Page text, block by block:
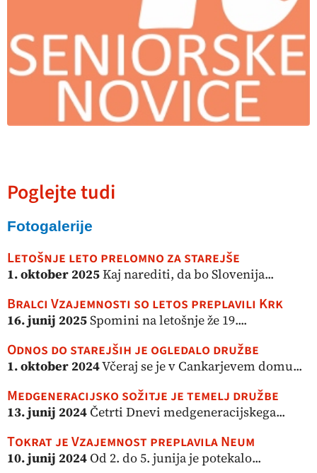
Poglejte tudi
Fotogalerije
Letošnje leto prelomno za starejše
1. oktober 2025Kaj narediti, da bo Slovenija...
Bralci Vzajemnosti so letos preplavili Krk
16. junij 2025Spomini na letošnje že 19....
Odnos do starejših je ogledalo družbe
1. oktober 2024Včeraj se je v Cankarjevem domu...
Medgeneracijsko sožitje je temelj družbe
13. junij 2024Četrti Dnevi medgeneracijskega...
Tokrat je Vzajemnost preplavila Neum
10. junij 2024Od 2. do 5. junija je potekalo...